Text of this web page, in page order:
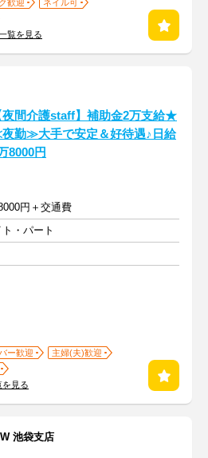
歓迎
ネイル可
覧を見る
夜間介護staff】補助金2万支給★
勤≫大手で安定＆好待遇♪日給
8000円
円＋交通費
・パート
ー歓迎
主婦(夫)歓迎
見る
池袋支店